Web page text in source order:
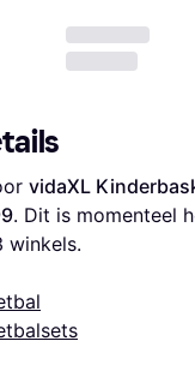
vidaXL
. Dit is momenteel
winkels.